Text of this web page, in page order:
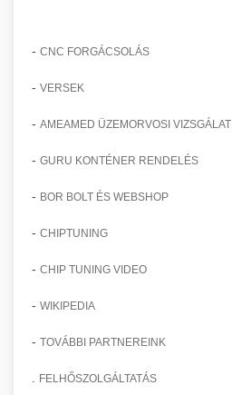
- CNC FORGÁCSOLÁS
- VERSEK
- AMEAMED ÜZEMORVOSI VIZSGÁLAT
- GURU KONTÉNER RENDELÉS
- BOR BOLT ÉS WEBSHOP
- CHIPTUNING
- CHIP TUNING VIDEO
- WIKIPEDIA
- TOVÁBBI PARTNEREINK
FELHŐSZOLGÁLTATÁS